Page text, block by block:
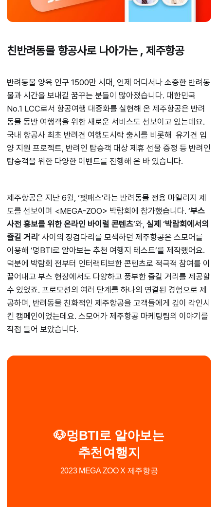
친반려동물 항공사로 나아가는 , 제주항공
반려동물 양육 인구 1500만 시대, 언제 어디서나 소중한 반려동
물과 시간을 보내길 꿈꾸는 분들이 많아졌습니다. 대한민국
No.1 LCC로서 항공여행 대중화를 실현해 온 제주항공은 반려
동물 동반 여행객을 위한 새로운 서비스도 선보이고 있는데요.
국내 항공사 최초 반려견 여행도시락 출시를 비롯해 유기견 입
양 지원 프로젝트, 반려인 탑승객 대상 제휴 선물 증정 등 반려인
탑승객을 위한 다양한 이벤트를 진행해 온 바 있습니다.
제주항공은 지난 6월, ‘펫패스’라는 반려동물 전용 마일리지 제
도를 선보이며 <MEGA-ZOO> 박람회에 참가했습니다. ‘부스
사전 홍보를 위한 온라인 바이럴 콘텐츠’와, 실제 ‘박람회에서의
즐길 거리 ’ 사이의 징검다리를 모색하던 제주항공은 스모어를
이용해 ‘멍BTI로 알아보는 추천 여행지 테스트’를 제작했어요.
덕분에 박람회 전부터 인터랙티브한 콘텐츠로 적극적 참여를 이
끌어내고 부스 현장에서도 다양하고 풍부한 즐길 거리를 제공할
수 있었죠. 프로모션의 여러 단계를 하나의 연결된 경험으로 제
공하며, 반려동물 친화적인 제주항공을 고객들에게 깊이 각인시
킨 캠페인이었는데요. 스모어가 제주항공 마케팅팀의 이야기를
직접 들어 보았습니다.